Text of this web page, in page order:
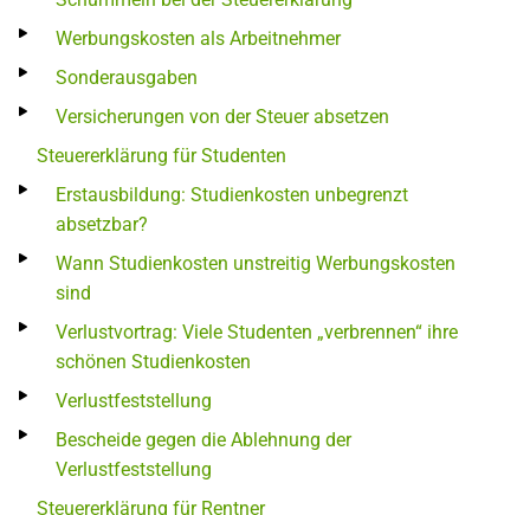
Werbungskosten als Arbeitnehmer
Sonderausgaben
Versicherungen von der Steuer absetzen
Steuererklärung für Studenten
Erstausbildung: Studienkosten unbegrenzt
absetzbar?
Wann Studienkosten unstreitig Werbungskosten
sind
Verlustvortrag: Viele Studenten „verbrennen“ ihre
schönen Studienkosten
Verlustfeststellung
Bescheide gegen die Ablehnung der
Verlustfeststellung
Steuererklärung für Rentner